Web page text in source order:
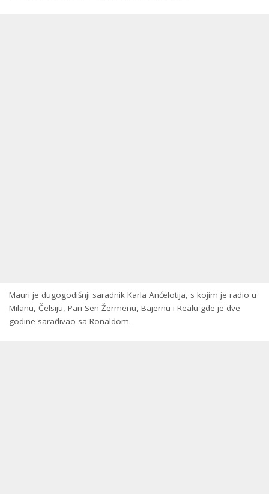
Mauri je dugogodišnji saradnik Karla Anćelotija, s kojim je radio u
Milanu, Čelsiju, Pari Sen Žermenu, Bajernu i Realu gde je dve
godine sarađivao sa Ronaldom.